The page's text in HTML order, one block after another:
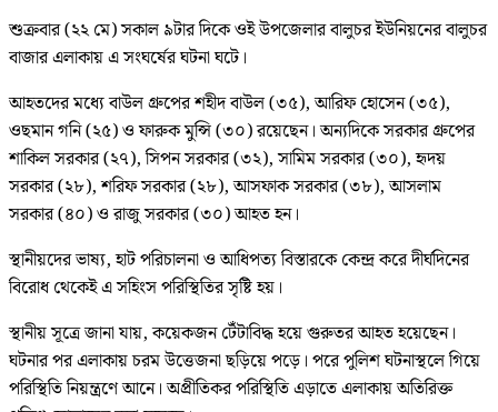
শুক্রবার (২২ মে) সকাল ৯টার দিকে ওই উপজেলার বালুচর ইউনিয়নের বালুচর
বাজার এলাকায় এ সংঘর্ষের ঘটনা ঘটে।
আহতদের মধ্যে বাউল গ্রুপের শহীদ বাউল (৩৫), আরিফ হোসেন (৩৫),
ওছমান গনি (২৫) ও ফারুক মুন্সি (৩০) রয়েছেন। অন্যদিকে সরকার গ্রুপের
শাকিল সরকার (২৭), সিপন সরকার (৩২), সামিম সরকার (৩০), হৃদয়
সরকার (২৮), শরিফ সরকার (২৮), আসফাক সরকার (৩৮), আসলাম
সরকার (৪০) ও রাজু সরকার (৩০) আহত হন।
স্থানীয়দের ভাষ্য, হাট পরিচালনা ও আধিপত্য বিস্তারকে কেন্দ্র করে দীর্ঘদিনের
বিরোধ থেকেই এ সহিংস পরিস্থিতির সৃষ্টি হয়।
স্থানীয় সূত্রে জানা যায়, কয়েকজন টেঁটাবিদ্ধ হয়ে গুরুতর আহত হয়েছেন।
ঘটনার পর এলাকায় চরম উত্তেজনা ছড়িয়ে পড়ে। পরে পুলিশ ঘটনাস্থলে গিয়ে
পরিস্থিতি নিয়ন্ত্রণে আনে। অপ্রীতিকর পরিস্থিতি এড়াতে এলাকায় অতিরিক্ত